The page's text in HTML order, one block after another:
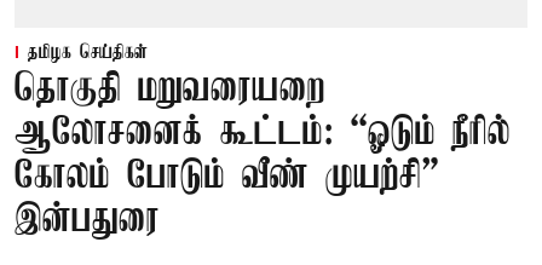
தமிழக செய்திகள்
தொகுதி மறுவரையறை
ஆலோசனைக் கூட்டம்: “ஓடும் நீரில்
கோலம் போடும் வீண் முயற்சி” –
இன்பதுரை